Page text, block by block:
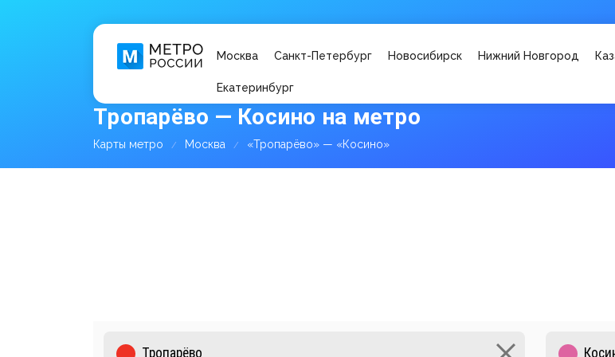
Москва Санкт-Петербург Новосибирск Нижний Новгород
Екатеринбург
Тропарёво — Косино на метро
Карты метро Москва «Тропарёво» — «Косино»